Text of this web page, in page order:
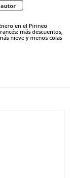
autor
en el Pirineo
más descuentos,
nieve y menos colas